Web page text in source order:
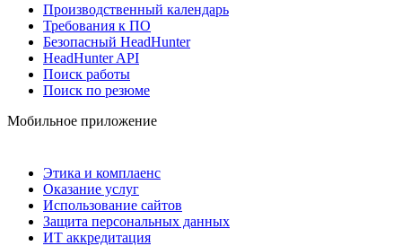
Производственный календарь
Требования к ПО
Безопасный HeadHunter
HeadHunter API
Поиск работы
Поиск по резюме
Мобильное приложение
Этика и комплаенс
Оказание услуг
Использование сайтов
Защита персональных данных
ИТ аккредитация